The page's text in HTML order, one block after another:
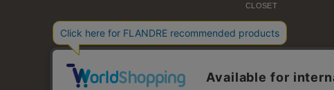
CLOSET